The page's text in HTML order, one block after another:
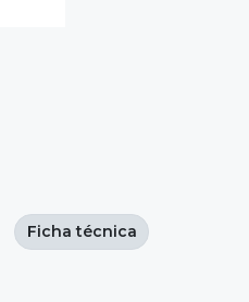
Ficha técnica